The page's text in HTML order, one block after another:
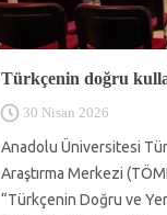
Türkçenin doğru
30 Nisan 2026
Anadolu Üniversitesi
Araştırma Merkezi
“Türkçenin Doğru ve